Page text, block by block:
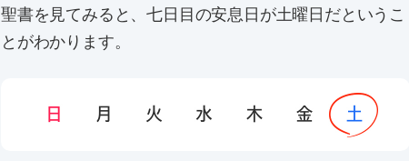
聖書を見てみると、七日目の安息日が土曜日だというこ
とがわかります。